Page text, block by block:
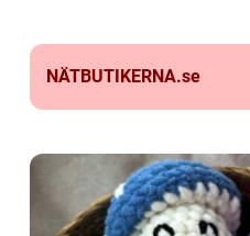
NÄTBUTIKERNA.se